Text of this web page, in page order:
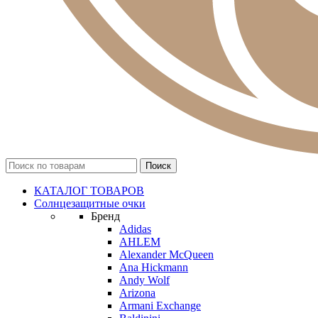
КАТАЛОГ ТОВАРОВ
Солнцезащитные очки
Бренд
Adidas
AHLEM
Alexander McQueen
Ana Hickmann
Andy Wolf
Arizona
Armani Exchange